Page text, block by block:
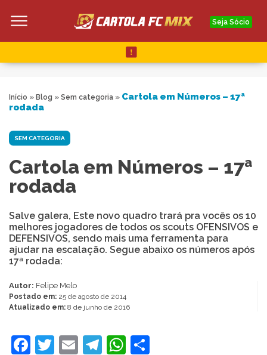
Seja Sócio
Início » Blog » Sem categoria » Cartola em Números – 17ª
rodada
SEM CATEGORIA
Cartola em Números – 17ª
rodada
Salve galera, Este novo quadro trará pra vocês os 10
melhores jogadores de todos os scouts OFENSIVOS e
DEFENSIVOS, sendo mais uma ferramenta para
ajudar na escalação. Segue abaixo os números após
17ª rodada:
Autor: Felipe Melo
Postado em: 25 de agosto de 2014
Atualizado em: 8 de junho de 2016
Facebook
Twitter
EmailTelegram
WhatsApp